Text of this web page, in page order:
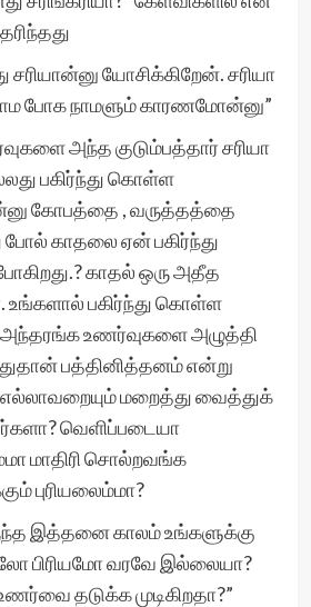
சரியான்னு யோசிக்கிறேன். சரியா
போக நாமளும் காரணமோன்னு”
அந்த குடும்பத்தார் சரியா
பகிர்ந்து கொள்ள
கோபத்தை , வருத்தத்தை
போல் காதலை ஏன் பகிர்ந்து
காதல் ஒரு அதீத
உங்களால் பகிர்ந்து கொள்ள
உணர்வுகளை அழுத்தி
பத்தினித்தனம் என்று
எல்லாவறையும் மறைத்து வைத்துக்
வெளிப்படையா
மாதிரி சொல்றவங்க
புரியலைம்மா?
இத்தனை காலம் உங்களுக்கு
பிரியமோ வரவே இல்லையா?
தடுக்க முடிகிறதா?”